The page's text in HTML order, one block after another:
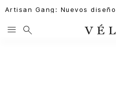
Artisan Gang: Nuevos